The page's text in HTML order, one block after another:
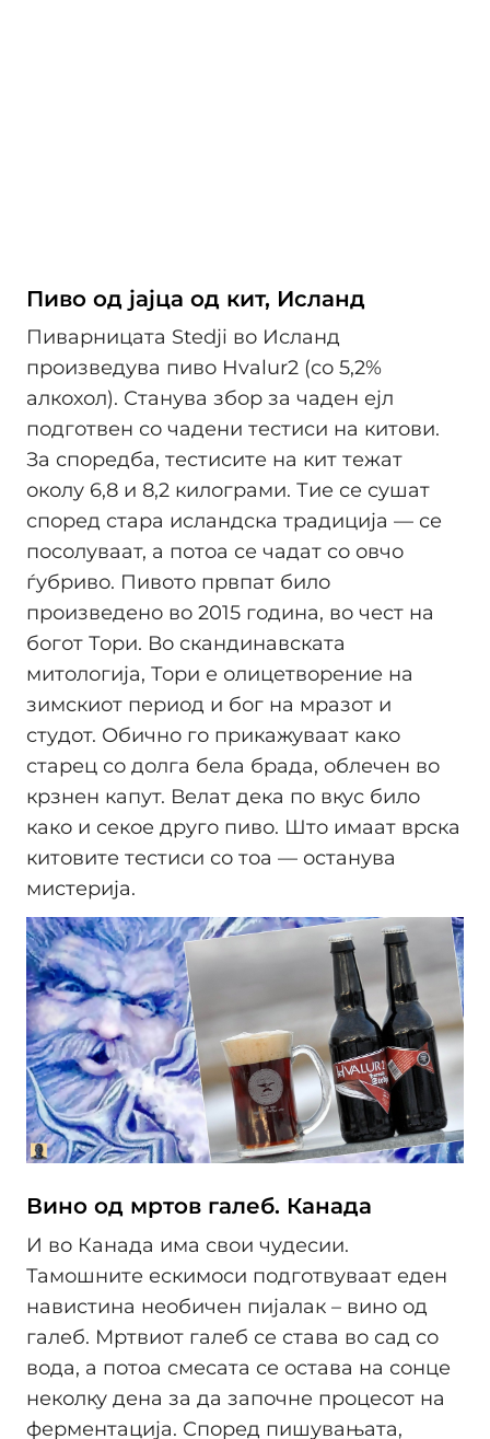
Пиво од јајца од кит, Исланд
Пиварницата Stedji во Исланд
произведува пиво Hvalur2 (со 5,2%
алкохол). Станува збор за чаден ејл
подготвен со чадени тестиси на китови.
За споредба, тестисите на кит тежат
околу 6,8 и 8,2 килограми. Тие се сушат
според стара исландска традиција — се
посолуваат, а потоа се чадат со овчо
ѓубриво. Пивото првпат било
произведено во 2015 година, во чест на
богот Тори. Во скандинавската
митологија, Тори е олицетворение на
зимскиот период и бог на мразот и
студот. Обично го прикажуваат како
старец со долга бела брада, облечен во
крзнен капут. Велат дека по вкус било
како и секое друго пиво. Што имаат врска
китовите тестиси со тоа — останува
мистерија.
Вино од мртов галеб. Канада
И во Канада има свои чудесии.
Тамошните ескимоси подготвуваат еден
навистина необичен пијалак – вино од
галеб. Мртвиот галеб се става во сад со
вода, а потоа смесата се остава на сонце
неколку дена за да започне процесот на
ферментација. Според пишувањата,